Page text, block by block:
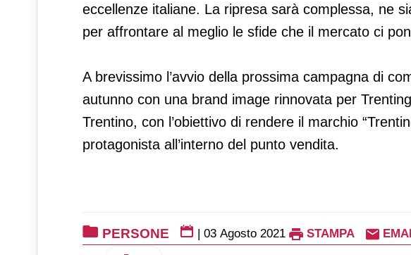
eccellenze italiane. La ripresa sarà complessa, ne
per affrontare al meglio le sfide che il mercato ci
A brevissimo l’avvio della prossima campagna di
autunno con una brand image rinnovata per
Trentino, con l’obiettivo di rendere il marchio
protagonista all’interno del punto vendita.
PERSONE | 03 Agosto 2021 STAMPA